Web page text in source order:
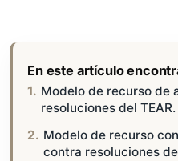
En este artículo
Modelo de recurso de
resoluciones del TEAR.
Modelo de recurso
contra resoluciones